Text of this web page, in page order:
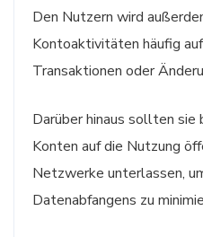
Den Nutzern wird
Kontoaktivitäten häufig
Transaktionen oder
Darüber hinaus sollten sie
Konten auf die Nutzung
Netzwerke unterlassen,
Datenabfangens zu